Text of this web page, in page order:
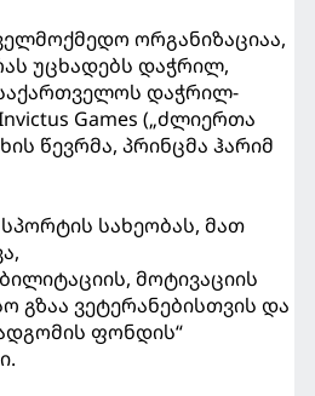
ორგანიზაციაა,
უცხადებს დაჭრილ,
დაჭრილ-
Games („ძლიერთა
წევრმა, პრინცმა ჰარიმ
სახეობას, მათ
მოტივაციის
გზაა ვეტერანებისთვის და
ფონდის“